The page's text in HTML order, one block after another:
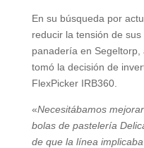
En su búsqueda por
reducir la tensión de
panadería en
tomó la decisión de
FlexPicker IRB360.
«Necesitábamos
bolas de pastelería
de que la línea